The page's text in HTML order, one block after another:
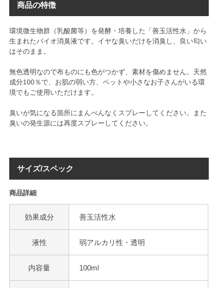
商品の特徴
環境微生物群（乳酸菌等）を発酵・培養した「善玉活性水」から
生まれたバイオ消臭液です。イヤな臭いだけを消臭し、良い匂い
はそのまま。
無色透明なので布ものにも色がつかず、素材を傷めません。天然
成分100％で、お肌の弱い方、ペットや小さなお子さんがいる環
境でもご使用いただけます。
臭いが気になる箇所にまんべんなくスプレーしてください。また
臭いの発生源には再度スプレーしてください。
サイズ/スペック
商品詳細
効果成分 善玉活性水
液性 弱アルカリ性・透明
内容量 100ml